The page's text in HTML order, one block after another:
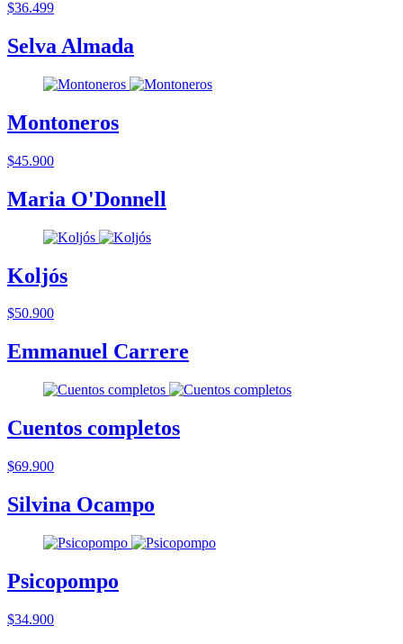
$36.499
Selva Almada
Montoneros
$45.900
Maria O'Donnell
Koljós
$50.900
Emmanuel Carrere
Cuentos completos
$69.900
Silvina Ocampo
Psicopompo
$34.900